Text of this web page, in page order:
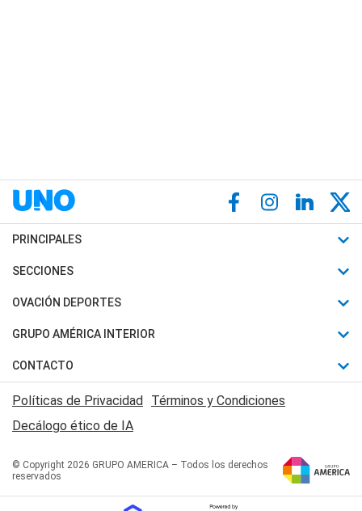
PRINCIPALES
Últimas Noticias
Política
Judiciales
Economia
SECCIONES
Horóscopo
Motores
Trucos caseros
Series y Películas
Edictos y Solicitadas
OVACIÓN DEPORTES
Fútbol
Mundial
Automovilismo
Rugby
Básquet
GRUPO AMÉRICA INTERIOR
Canal 7 en Vivo
San Juan 8
CONTACTO
Acerca de Nosotros
Contactanos
Políticas de Privacidad Términos y Condiciones
Decálogo ético de IA
© Copyright 2026 GRUPO AMERICA – Todos los derechos
reservados